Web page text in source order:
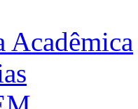
Acadêmica